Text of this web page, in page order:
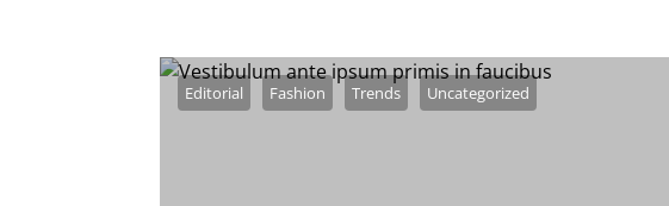
pharetra tortor dui, vel accumsan ligula suscipit vitae.
Pellentesque mollis, odio nec...
Editorial Fashion Trends Uncategorized